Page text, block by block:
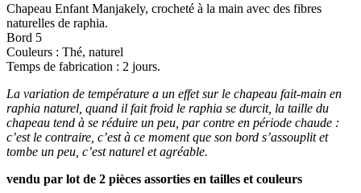
Chapeau Enfant Manjakely, crocheté à la main avec des fibres
naturelles de raphia.
Bord 5
Couleurs : Thé, naturel
Temps de fabrication : 2 jours.
La variation de température a un effet sur le chapeau fait-main en
raphia naturel, quand il fait froid le raphia se durcit, la taille du
chapeau tend à se réduire un peu, par contre en période chaude :
c’est le contraire, c’est à ce moment que son bord s’assouplit et
tombe un peu, c’est naturel et agréable.
vendu par lot de 2 pièces assorties en tailles et couleurs